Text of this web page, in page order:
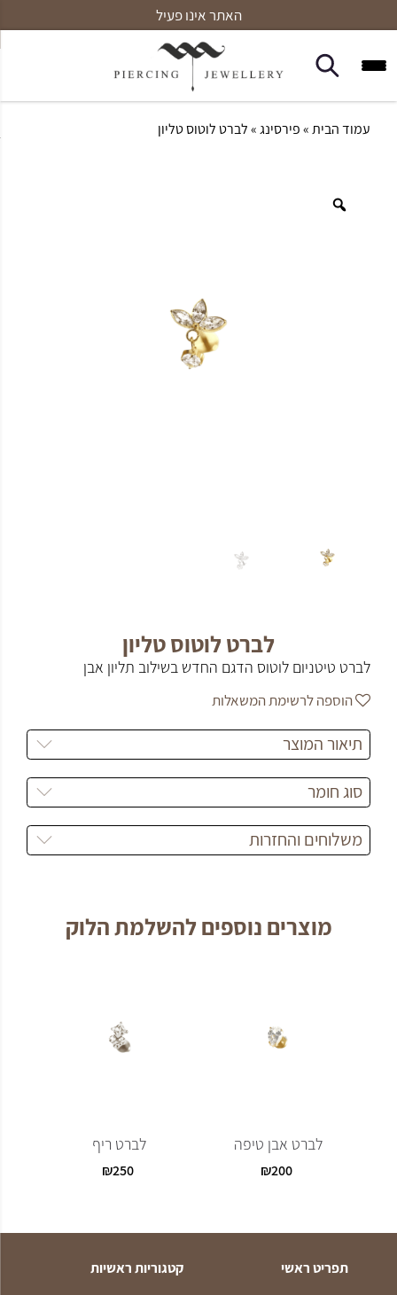
האתר אינו פעיל
עמוד הבית»פירסינג» לברט לוטוס טליון
לברט לוטוס טליון
לברט טיטניום לוטוס הדגם החדש בשילוב תליון אבן
הוספה לרשימת המשאלות
תיאור המוצר
סוג חומר
משלוחים והחזרות
מוצרים נוספים להשלמת הלוק
לברט אבן טיפה
200
₪
לברט ריף
250
₪
תפריט ראשי קטגוריות ראשיות